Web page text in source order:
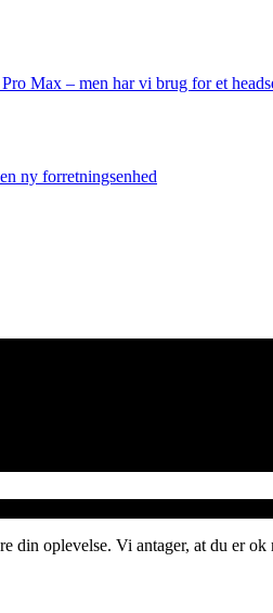
Max – men har vi brug for et
ny forretningsenhed
din oplevelse. Vi antager, at du er